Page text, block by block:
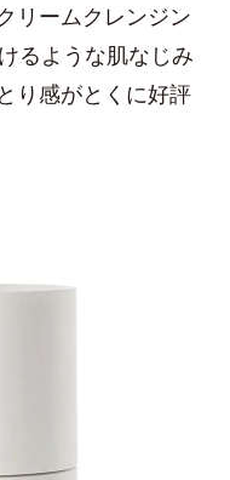
リームクレンジン
るような肌なじみ
り感がとくに好評